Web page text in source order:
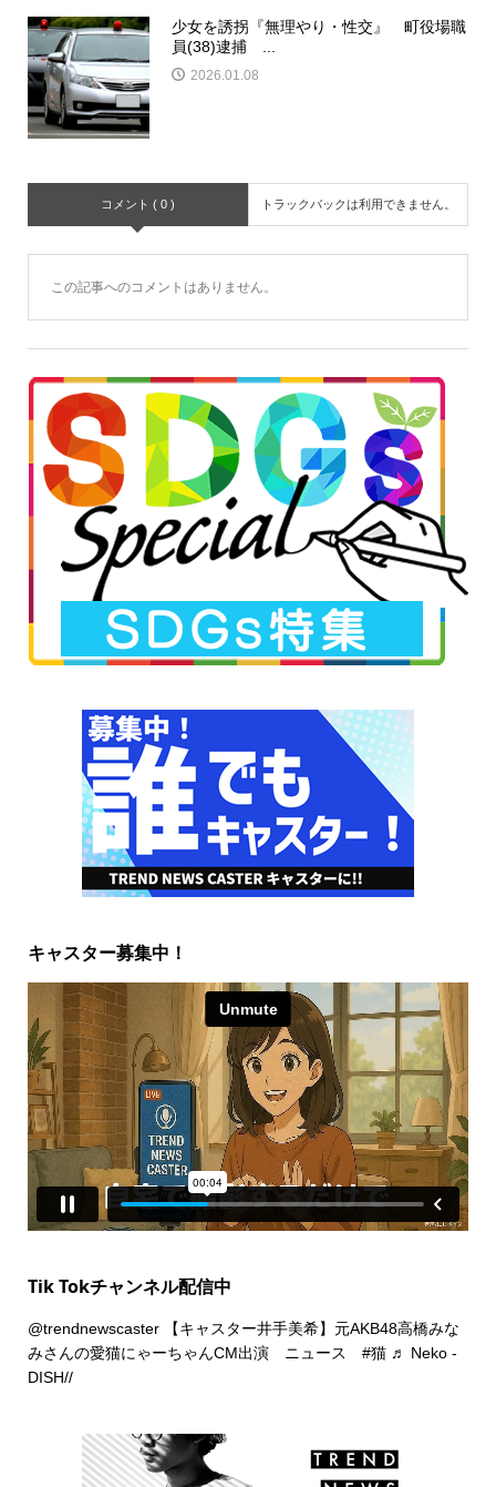
少女を誘拐『無理やり・性交』 町役場職
員(38)逮捕 ...
2026.01.08
コメント ( 0 ) トラックバックは利用できません。
この記事へのコメントはありません。
キャスター募集中！
Tik Tokチャンネル配信中
@trendnewscaster【キャスター井手美希】元AKB48高橋みな
みさんの愛猫にゃーちゃんCM出演 ニュース #猫 ♬ Neko -
DISH//